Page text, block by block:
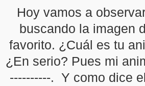
Hoy vamos a
buscando la imagen
favorito. ¿Cuál es tu
¿En serio? Pues mi
----------. Y como dice